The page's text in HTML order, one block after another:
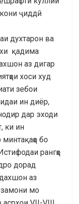
ҷиддӣ
духтарон ва
қадима
аз дигар
хоси худ
зебои
ин диёр,
дар эxоди
ки ин
бо
рангҳо
дорад
аз
замони мо